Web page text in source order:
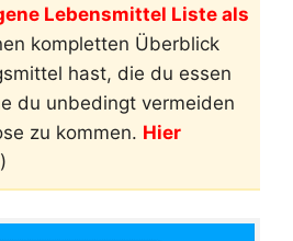
Lebensmittel Liste als
kompletten Überblick
hast, die du essen
du unbedingt vermeiden
zu kommen. Hier